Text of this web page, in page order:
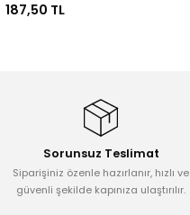
187,50 TL
Sorunsuz Teslimat
Siparişiniz özenle hazırlanır, hızlı ve
güvenli şekilde kapınıza ulaştırılır.